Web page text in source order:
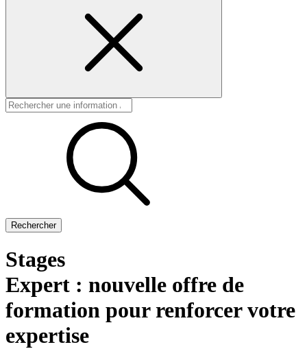
Rechercher
Stages
Expert : nouvelle offre de
formation pour renforcer votre
expertise